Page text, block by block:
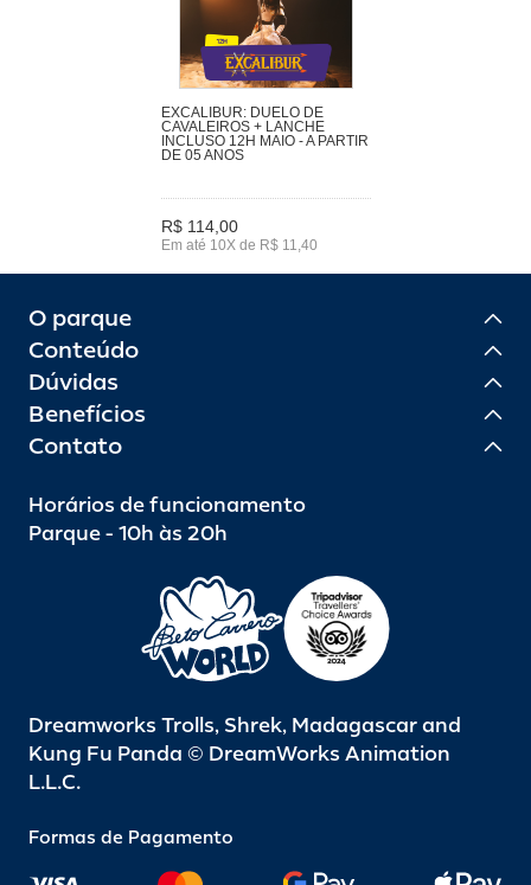
EXCALIBUR: DUELO DE
CAVALEIROS + LANCHE
INCLUSO 12H MAIO - A PARTIR
DE 05 ANOS
R$ 114,00
Em até 10X de R$ 11,40
O parque
Conteúdo
Dúvidas
Benefícios
Contato
Horários de funcionamento
Parque - 10h às 20h
Dreamworks Trolls, Shrek, Madagascar and
Kung Fu Panda © DreamWorks Animation
L.L.C.
Formas de Pagamento